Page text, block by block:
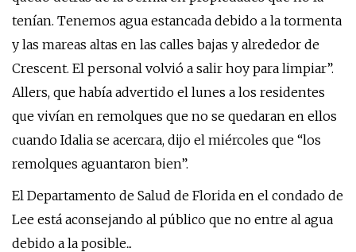
tenían. Tenemos agua estancada debido a la tormenta
y las mareas altas en las calles bajas y alrededor de
Crescent. El personal volvió a salir hoy para limpiar”.
Allers, que había advertido el lunes a los residentes
que vivían en remolques que no se quedaran en ellos
cuando Idalia se acercara, dijo el miércoles que “los
remolques aguantaron bien”.
El Departamento de Salud de Florida en el condado de
Lee está aconsejando al público que no entre al agua
debido a la posible...